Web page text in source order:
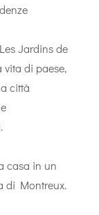
Jardins de
di paese,
città
casa in un
di Montreux.